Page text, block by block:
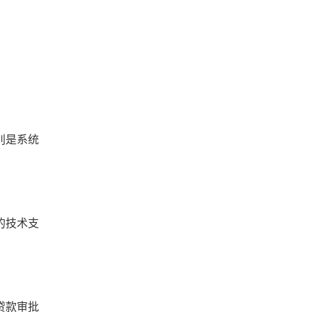
是系统
技术支
款审批